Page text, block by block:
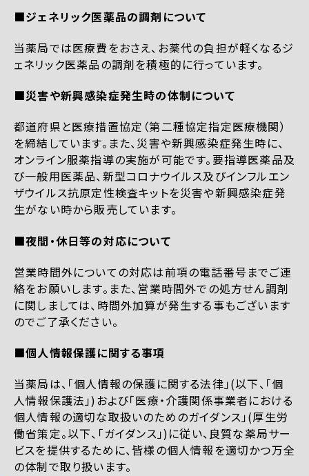
■ジェネリック医薬品の調剤について
当薬局では医療費をおさえ、お薬代の負担が軽くなるジ
ェネリック医薬品の調剤を積極的に行っています。
■災害や新興感染症発生時の体制について
都道府県と医療措置協定（第二種協定指定医療機関）
を締結しています。また、災害や新興感染症発生時に、
オンライン服薬指導の実施が可能です。要指導医薬品及
び一般用医薬品、新型コロナウイルス及びインフルエン
ザウイルス抗原定性検査キットを災害や新興感染症発
生がない時から販売しています。
■夜間・休日等の対応について
営業時間外についての対応は前項の電話番号までご連
絡をお願いします。また、営業時間外での処方せん調剤
に関しましては、時間外加算が発生する事もございます
のでご了承ください。
■個人情報保護に関する事項
当薬局は、「個人情報の保護に関する法律」(以下、「個
人情報保護法」)および「医療・介護関係事業者における
個人情報の適切な取扱いのためのガイダンス」(厚生労
働省策定。以下、「ガイダンス」)に従い、良質な薬局サー
ビスを提供するために、皆様の個人情報を適切かつ万全
の体制で取り扱います。